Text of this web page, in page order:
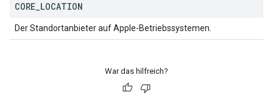
CORE LOCATION
Der Standortanbieter auf Apple-Betriebssystemen.
War das hilfreich?